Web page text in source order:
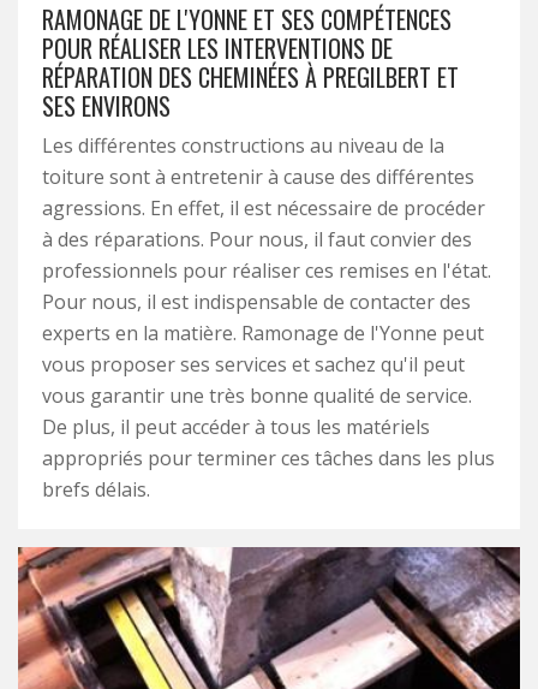
RAMONAGE DE L'YONNE ET SES COMPÉTENCES
POUR RÉALISER LES INTERVENTIONS DE
RÉPARATION DES CHEMINÉES À PREGILBERT ET
SES ENVIRONS
Les différentes constructions au niveau de la
toiture sont à entretenir à cause des différentes
agressions. En effet, il est nécessaire de procéder
à des réparations. Pour nous, il faut convier des
professionnels pour réaliser ces remises en l'état.
Pour nous, il est indispensable de contacter des
experts en la matière. Ramonage de l'Yonne peut
vous proposer ses services et sachez qu'il peut
vous garantir une très bonne qualité de service.
De plus, il peut accéder à tous les matériels
appropriés pour terminer ces tâches dans les plus
brefs délais.